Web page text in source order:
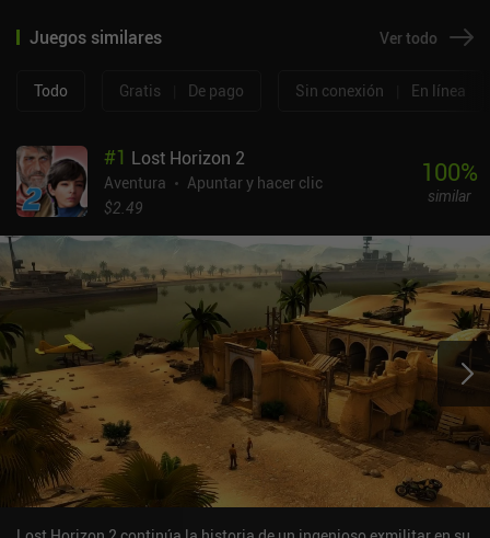
Juegos similares Ver todo
Todo Gratis De pago Sin conexión En línea
#1 Lost Horizon 2
Aventura
Apuntar y hacer clic
$2.49
100%
similar